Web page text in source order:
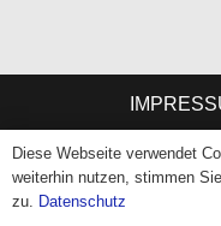
Diese Webseite verwendet
weiterhin nutzen, stimmen
zu. Datenschutz